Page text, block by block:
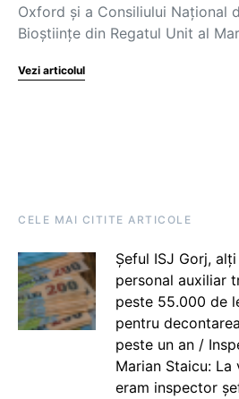
Oxford și a Consiliului Național
Bioștiințe din Regatul Unit al
Vezi articolul
CELE MAI CITITE ARTICOLE
Șeful ISJ Gorj,
personal auxiliar
peste 55.000 de
pentru
peste un an /
Marian Staicu: La
eram inspector